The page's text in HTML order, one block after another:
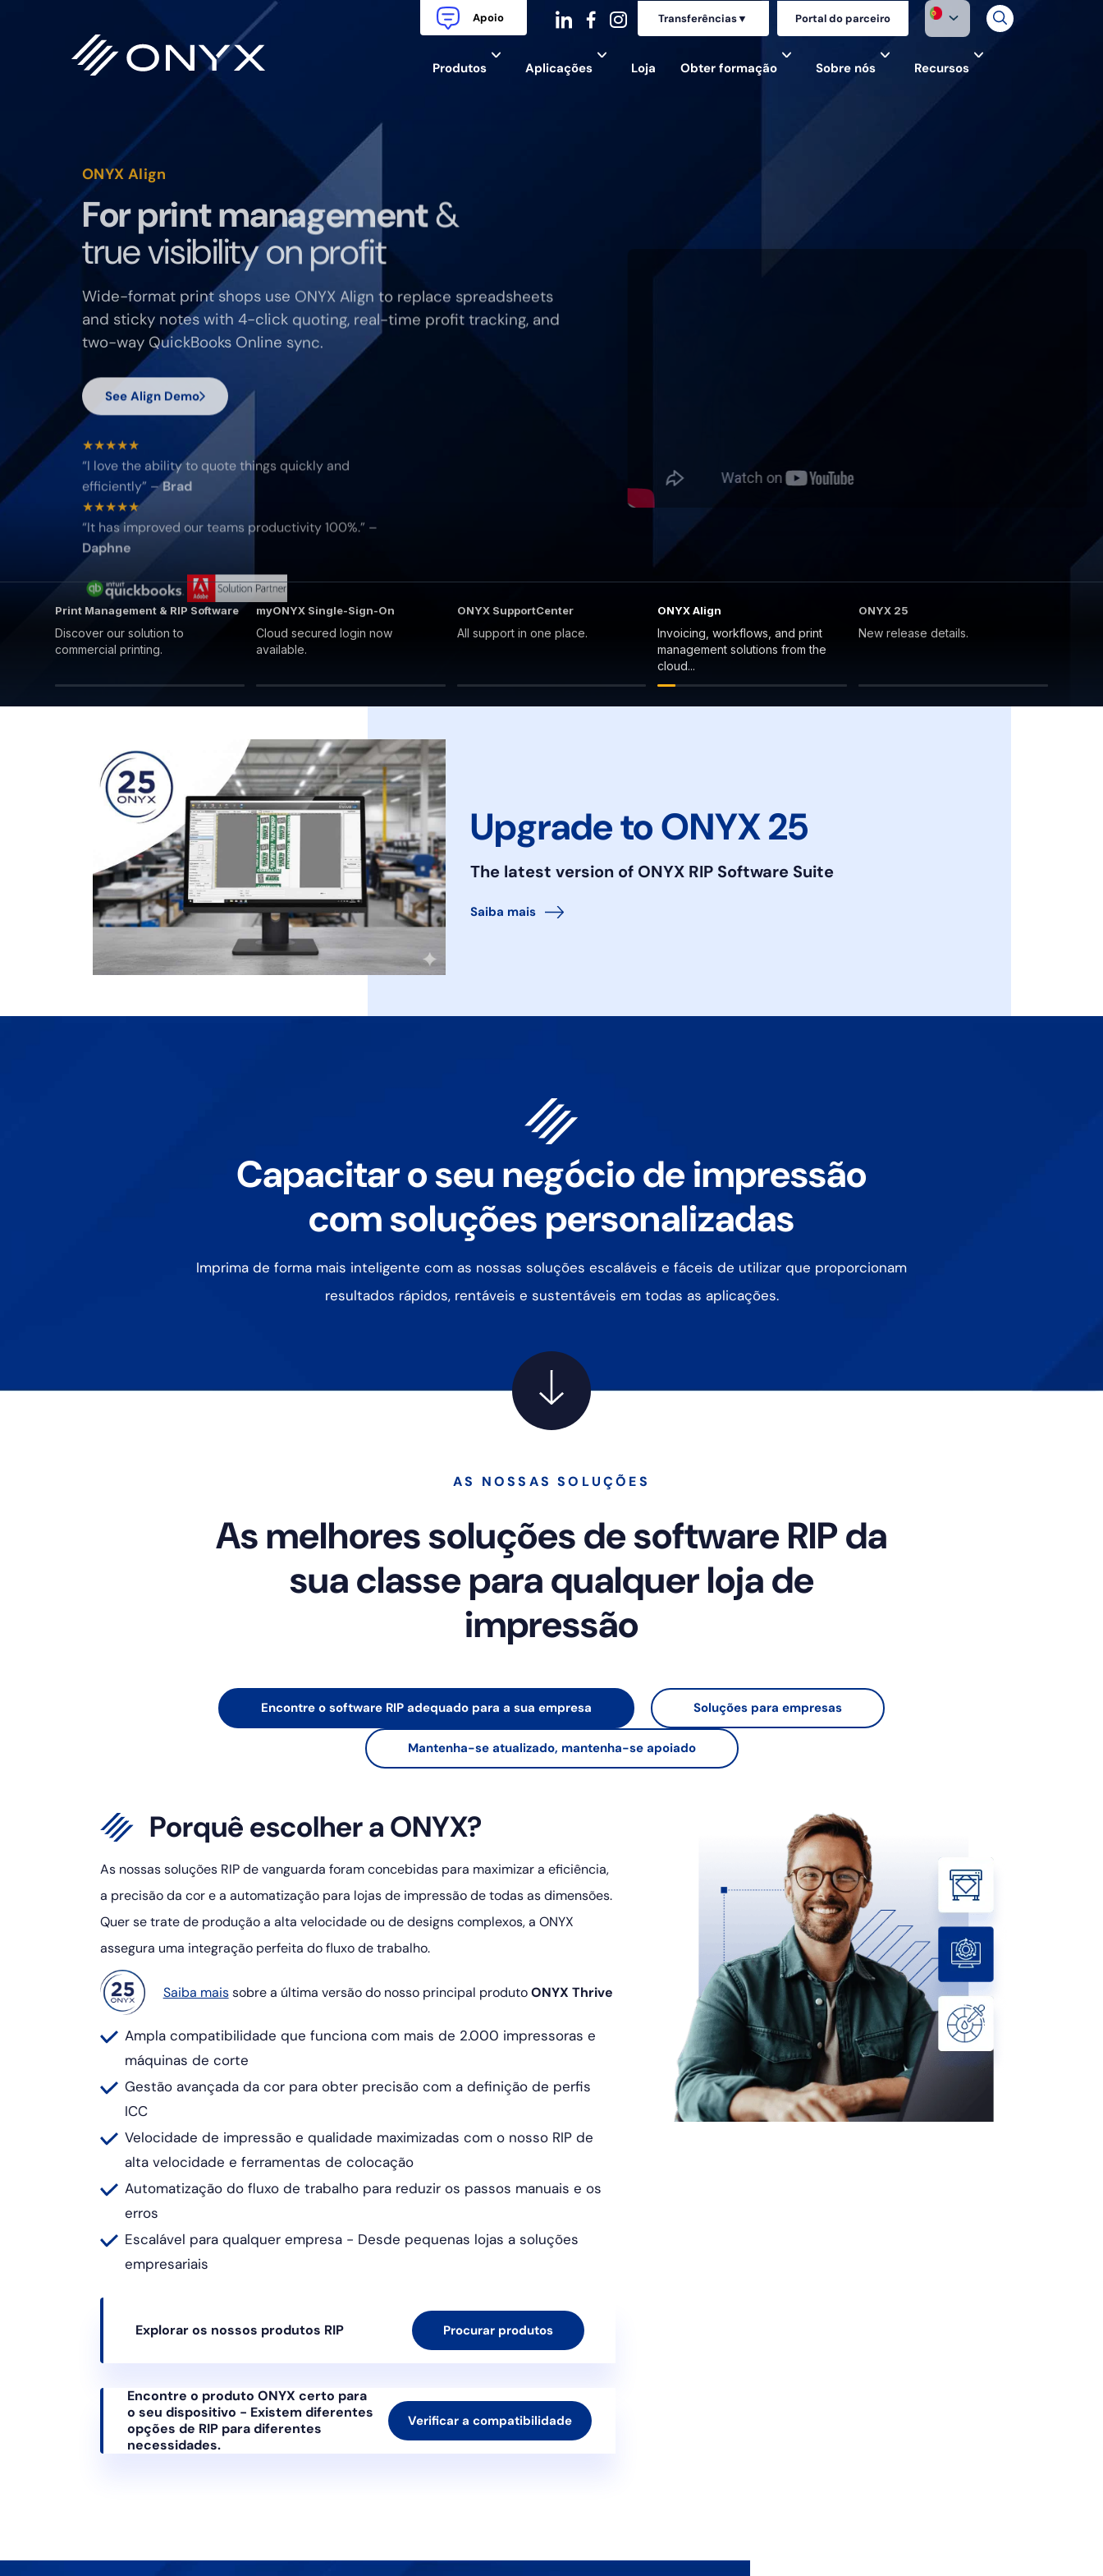
Apoio
dashicons-
dashicons-
Transferências▼ Portal do parceiro
Produtos Aplicações Loja Obter formação Sobre nós Recursos
ONYX Align
For print management&
true visibility on profit
Wide-format print shops use ONYX Align to replace spreadsheets
and sticky notes with 4-click quoting, real-time profit tracking, and
two-way QuickBooks Online sync.
See Align Demo
★★★★★
“I love the ability to quote things quickly and
efficiently” –Brad
★★★★★
“It has improved our teams productivity 100%. ” –
Daphne
Print Management & RIP Software
Discover our solution to
commercial printing.
myONYX Single-Sign-On
Cloud secured login now
available.
ONYX SupportCenter
All support in one place.
ONYX Align
Invoicing, workflows, and print
management solutions from the
cloud...
ONYX 25
New release details.
Upgrade to ONYX 25
The latest version of ONYX RIP Software Suite
Saiba mais
Capacitar o seu negócio de impressão
com soluções personalizadas
Imprima de forma mais inteligente com as nossas soluções escaláveis e fáceis de utilizar que proporcionam
resultados rápidos, rentáveis e sustentáveis em todas as aplicações.
AS NOSSAS SOLUÇÕES
As melhores soluções de software RIP da
sua classe para qualquer loja de
impressão
Encontre o software RIP adequado para a sua empresa Soluções para empresas
Mantenha-se atualizado, mantenha-se apoiado
Porquê escolher a ONYX?
As nossas soluções RIP de vanguarda foram concebidas para maximizar a eficiência,
a precisão da cor e a automatização para lojas de impressão de todas as dimensões.
Quer se trate de produção a alta velocidade ou de designs complexos, a ONYX
assegura uma integração perfeita do fluxo de trabalho.
Saiba maissobre a última versão do nosso principal produtoONYX Thrive
Ampla compatibilidade que funciona com mais de 2.000 impressoras e
máquinas de corte
Gestão avançada da cor para obter precisão com a definição de perfis
ICC
Velocidade de impressão e qualidade maximizadas com o nosso RIP de
alta velocidade e ferramentas de colocação
Automatização do fluxo de trabalho para reduzir os passos manuais e os
erros
Escalável para qualquer empresa - Desde pequenas lojas a soluções
empresariais
Explorar os nossos produtos RIP Procurar produtos
Encontre o produto ONYX certo para
o seu dispositivo - Existem diferentes
opções de RIP para diferentes
necessidades.
Verificar a compatibilidade